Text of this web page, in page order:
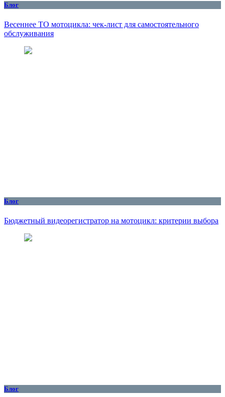
Блог
Весеннее ТО мотоцикла: чек-лист для самостоятельного
обслуживания
Блог
Бюджетный видеорегистратор на мотоцикл: критерии выбора
Блог